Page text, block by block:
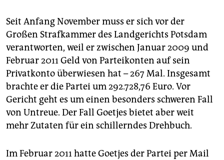
Seit Anfang November muss er sich vor der
Großen Strafkammer des Landgerichts Potsdam
verantworten, weil er zwischen Januar 2009 und
Februar 2011 Geld von Parteikonten auf sein
Privatkonto überwiesen hat – 267 Mal. Insgesamt
brachte er die Partei um 292.728,76 Euro. Vor
Gericht geht es um einen besonders schweren Fall
von Untreue. Der Fall Goetjes bietet aber weit
mehr Zutaten für ein schillerndes Drehbuch.
Im Februar 2011 hatte Goetjes der Partei per Mail